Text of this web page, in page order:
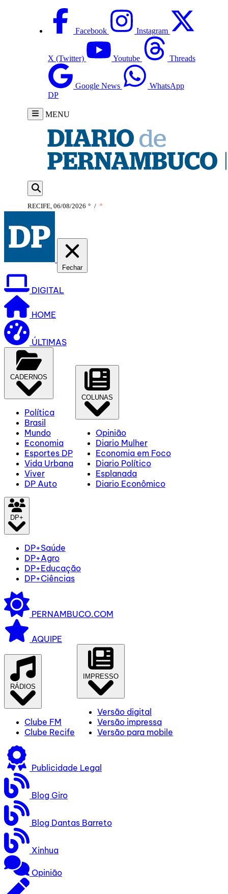
Facebook Instagram
X (Twitter) Youtube Threads
Google News
WhatsApp
DP
MENU
RECIFE, 06/08/2026 ° / °
Fechar
DIGITAL
HOME
ÚLTIMAS
CADERNOS
Política
Brasil
Mundo
Economia
Esportes DP
Vida Urbana
Viver
DP Auto
COLUNAS
Opinião
Diario Mulher
Economia em Foco
Diario Político
Esplanada
Diario Econômico
DP+
DP+Saúde
DP+Agro
DP+Educação
DP+Ciências
PERNAMBUCO.COM
AQUIPE
RÁDIOS
Clube FM
Clube Recife
IMPRESSO
Versão digital
Versão impressa
Versão para mobile
Publicidade Legal
Blog Giro
Blog Dantas Barreto
Xinhua
Opinião